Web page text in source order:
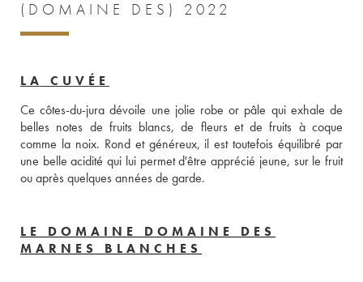
(DOMAINE DES) 2022
LA CUVÉE
Ce côtes-du-jura dévoile une jolie robe or pâle qui exhale de
belles notes de fruits blancs, de fleurs et de fruits à coque
comme la noix. Rond et généreux, il est toutefois équilibré par
une belle acidité qui lui permet d'être apprécié jeune, sur le fruit
ou après quelques années de garde.
LE DOMAINE DOMAINE DES
MARNES BLANCHES